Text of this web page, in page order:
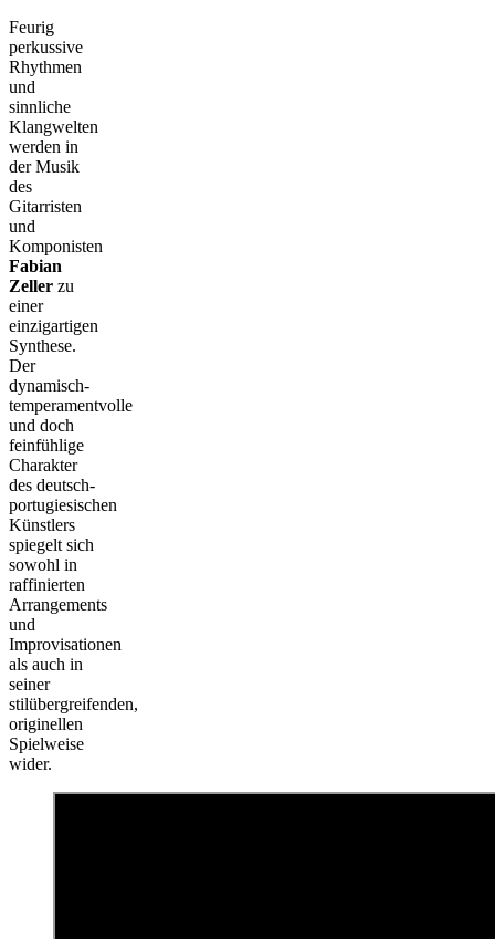
Feurig
perkussive
Rhythmen
und
sinnliche
Klangwelten
werden in
der Musik
des
Gitarristen
und
Komponisten
Fabian
Zeller zu
einer
einzigartigen
Synthese.
Der
dynamisch-
temperamentvolle
und doch
feinfühlige
Charakter
des deutsch-
portugiesischen
Künstlers
spiegelt sich
sowohl in
raffinierten
Arrangements
und
Improvisationen
als auch in
seiner
stilübergreifenden,
originellen
Spielweise
wider.